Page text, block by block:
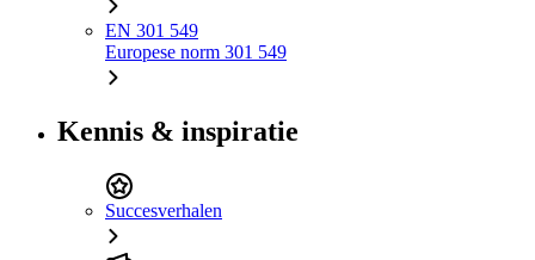
EN 301 549
Europese norm 301 549
Kennis & inspiratie
Succesverhalen